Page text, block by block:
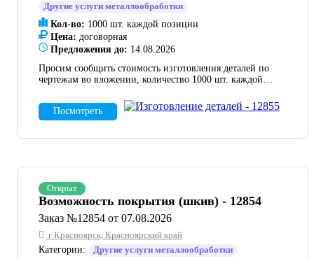
Другие услуги металлообработки
Кол-во: 1000 шт. каждой позиции
Цена: договорная
Предложения до: 14.08.2026
Просим сообщить стоимость изготовления деталей по
чертежам во вложении, количество 1000 шт. каждой
Посмотреть
Открыт
Возможность покрытия (шкив) - 12854
Заказ №12854 от 07.08.2026
г Красноярск, Красноярский край
Категории:
Другие услуги металлообработки